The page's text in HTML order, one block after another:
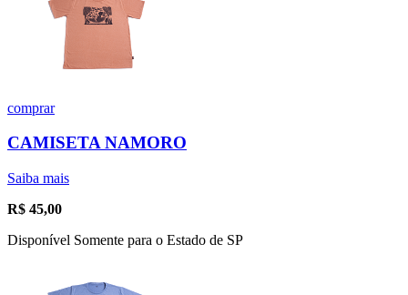
comprar
CAMISETA NAMORO
Saiba mais
R$ 45,00
Disponível Somente para o Estado de SP